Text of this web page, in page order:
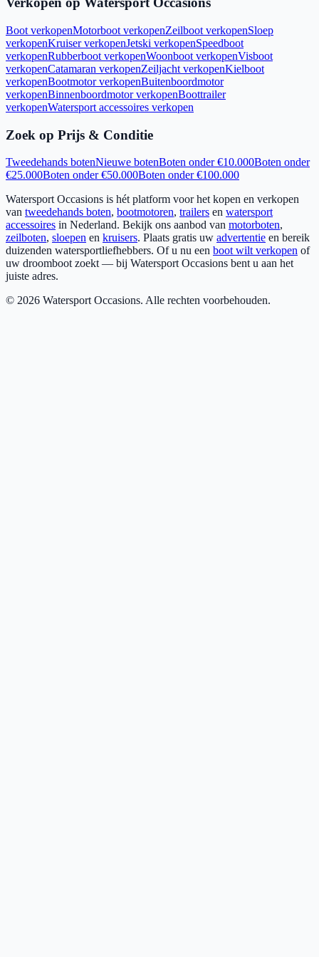
Boot verkopenMotorboot verkopenZeilboot verkopenSloep
verkopenKruiser verkopenJetski verkopenSpeedboot
verkopenRubberboot verkopenWoonboot verkopenVisboot
verkopenCatamaran verkopenZeiljacht verkopenKielboot
verkopenBootmotor verkopenBuitenboordmotor
verkopenBinnenboordmotor verkopenBoottrailer
verkopenWatersport accessoires verkopen
Zoek op Prijs & Conditie
Tweedehands botenNieuwe botenBoten onder €10.000Boten onder
€25.000Boten onder €50.000Boten onder €100.000
Watersport Occasions is hét platform voor het kopen en verkopen
van tweedehands boten, bootmotoren, trailers en watersport
accessoires in Nederland. Bekijk ons aanbod van motorboten,
zeilboten, sloepen en kruisers. Plaats gratis uw advertentie en bereik
duizenden watersportliefhebbers. Of u nu een boot wilt verkopen of
uw droomboot zoekt — bij Watersport Occasions bent u aan het
juiste adres.
© 2026 Watersport Occasions. Alle rechten voorbehouden.